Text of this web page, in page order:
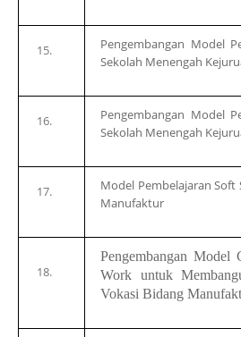
Pengembangan Model
Sekolah Menengah
Pengembangan Model
Sekolah Menengah
Model PembelajaranSoft
Manufaktur
Pengembangan Model
Work untuk
Vokasi Bidang